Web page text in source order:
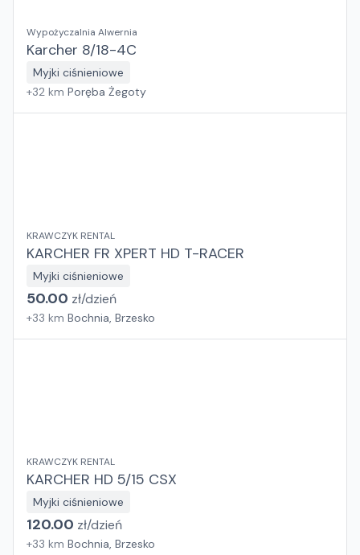
Wypożyczalnia Alwernia
Karcher 8/18-4C
Myjki ciśnieniowe
+32 km Poręba Żegoty
KRAWCZYK RENTAL
KARCHER FR XPERT HD T-RACER
Myjki ciśnieniowe
50.00 zł/dzień
+33 km Bochnia, Brzesko
KRAWCZYK RENTAL
KARCHER HD 5/15 CSX
Myjki ciśnieniowe
120.00 zł/dzień
+33 km Bochnia, Brzesko